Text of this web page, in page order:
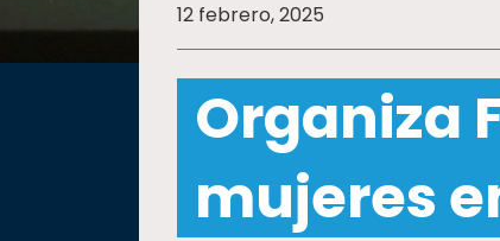
Oferta
educativa
Internacionalización
12 febrero, 2025
Organiza
mujeres